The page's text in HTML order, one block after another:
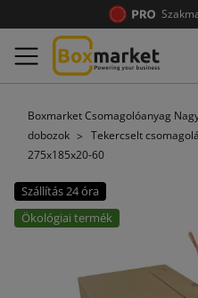
Boxmarket Csomagolóanyag
dobozok
Tekercselt
275x185x20-60
Szállítás 24 óra
Ökológiai termék